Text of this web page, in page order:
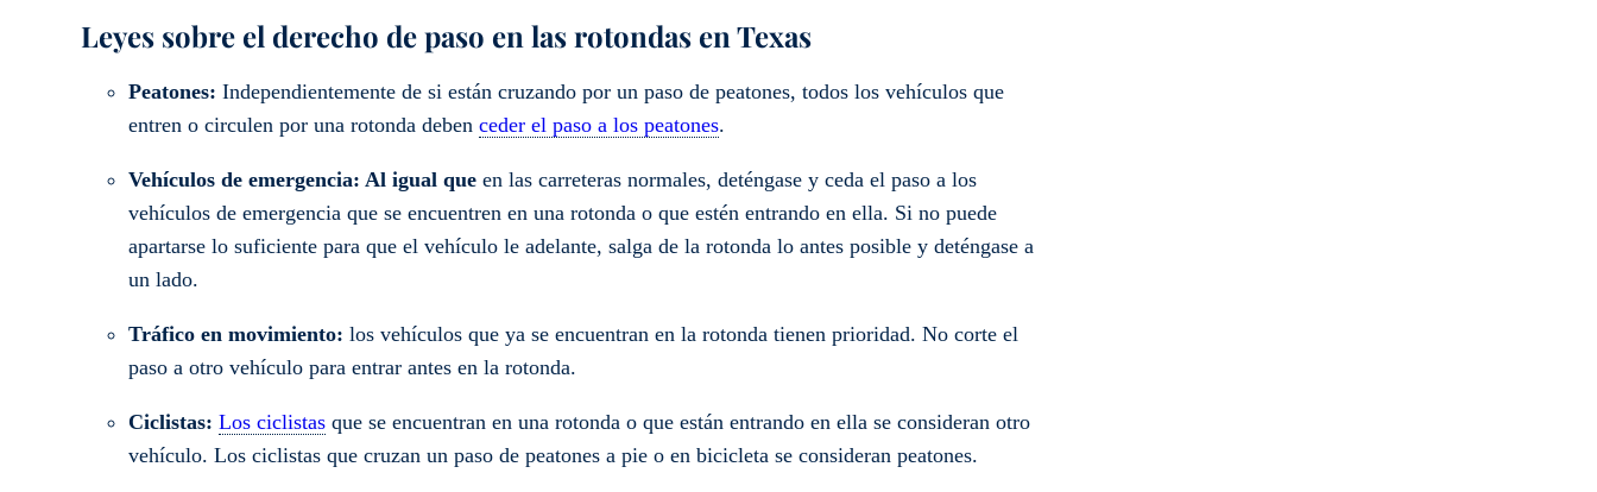
Leyes sobre el derecho de paso en las rotondas en Texas
Peatones: Independientemente de si están cruzando por un paso de peatones, todos los vehículos que
entren o circulen por una rotonda deben ceder el paso a los peatones.
Vehículos de emergencia: Al igual que en las carreteras normales, deténgase y ceda el paso a los
vehículos de emergencia que se encuentren en una rotonda o que estén entrando en ella. Si no puede
apartarse lo suficiente para que el vehículo le adelante, salga de la rotonda lo antes posible y deténgase a
un lado.
Tráfico en movimiento: los vehículos que ya se encuentran en la rotonda tienen prioridad. No corte el
paso a otro vehículo para entrar antes en la rotonda.
Ciclistas: Los ciclistas que se encuentran en una rotonda o que están entrando en ella se consideran otro
vehículo. Los ciclistas que cruzan un paso de peatones a pie o en bicicleta se consideran peatones.